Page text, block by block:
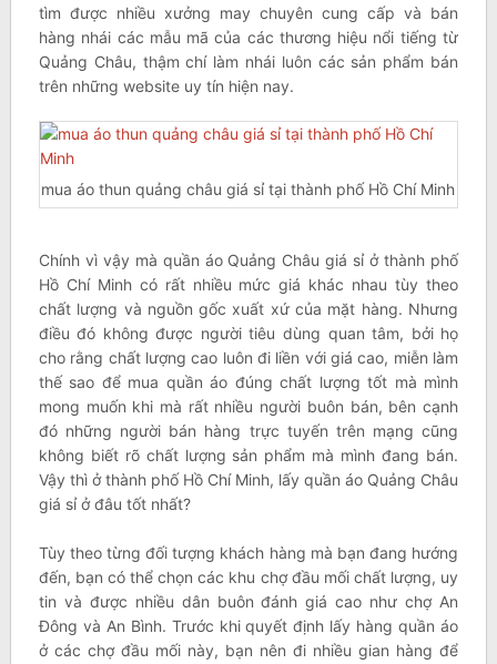
tìm được nhiều xưởng may chuyên cung cấp và bán
hàng nhái các mẫu mã của các thương hiệu nổi tiếng từ
Quảng Châu, thậm chí làm nhái luôn các sản phẩm bán
trên những website uy tín hiện nay.
mua áo thun quảng châu giá sỉ tại thành phố Hồ Chí Minh
Chính vì vậy mà quần áo Quảng Châu giá sỉ ở thành phố
Hồ Chí Minh có rất nhiều mức giá khác nhau tùy theo
chất lượng và nguồn gốc xuất xứ của mặt hàng. Nhưng
điều đó không được người tiêu dùng quan tâm, bởi họ
cho rằng chất lượng cao luôn đi liền với giá cao, miễn làm
thế sao để mua quần áo đúng chất lượng tốt mà mình
mong muốn khi mà rất nhiều người buôn bán, bên cạnh
đó những người bán hàng trực tuyến trên mạng cũng
không biết rõ chất lượng sản phẩm mà mình đang bán.
Vậy thì ở thành phố Hồ Chí Minh, lấy quần áo Quảng Châu
giá sỉ ở đâu tốt nhất?
Tùy theo từng đối tượng khách hàng mà bạn đang hướng
đến, bạn có thể chọn các khu chợ đầu mối chất lượng, uy
tin và được nhiều dân buôn đánh giá cao như chợ An
Đông và An Bình. Trước khi quyết định lấy hàng quần áo
ở các chợ đầu mối này, bạn nên đi nhiều gian hàng để